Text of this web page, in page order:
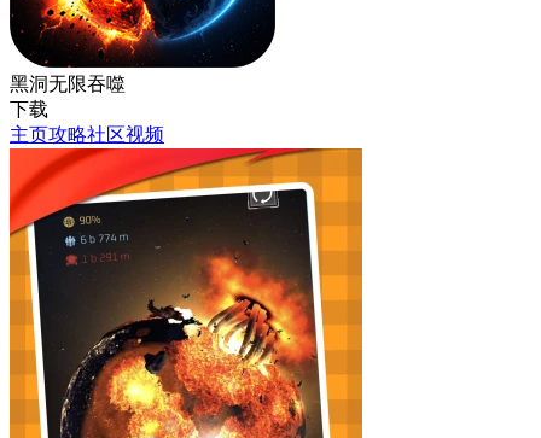
黑洞无限吞噬
下载
主页攻略社区视频